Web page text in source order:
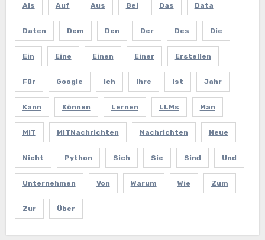
Als Auf Aus Bei Das Data
Daten Dem Den Der Des Die
Ein Eine Einen Einer Erstellen
Für Google Ich Ihre Ist Jahr
Kann Können Lernen LLMs Man
MIT MITNachrichten Nachrichten Neue
Nicht Python Sich Sie Sind Und
Unternehmen Von Warum Wie Zum
Zur Über